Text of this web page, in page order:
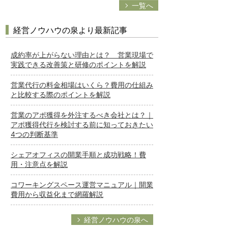
一覧へ
経営ノウハウの泉より最新記事
成約率が上がらない理由とは？ 営業現場で
実践できる改善策と研修のポイントを解説
営業代行の料金相場はいくら？費用の仕組み
と比較する際のポイントを解説
営業のアポ獲得を外注するべき会社とは？｜
アポ獲得代行を検討する前に知っておきたい
4つの判断基準
シェアオフィスの開業手順と成功戦略！費
用・注意点を解説
コワーキングスペース運営マニュアル｜開業
費用から収益化まで網羅解説
経営ノウハウの泉へ